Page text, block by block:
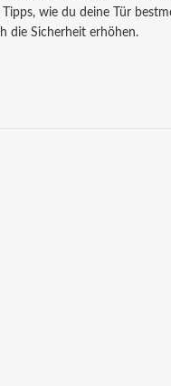
wie du deine Tür
die Sicherheit erhöhen.